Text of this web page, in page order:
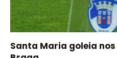
Santa Maria goleia nos